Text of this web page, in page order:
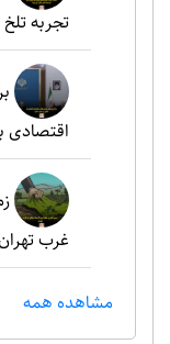
تجربه
اقتصادی
غرب
مشاهده همه